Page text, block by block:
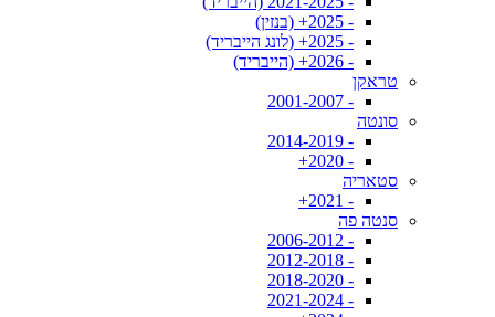
- 2025+ (בנזין)
- 2025+ (לונג הייבריד)
- 2026+ (הייבריד)
טראקן
- 2001-2007
סונטה
- 2014-2019
- 2020+
סטאריה
- 2021+
סנטה פה
- 2006-2012
- 2012-2018
- 2018-2020
- 2021-2024